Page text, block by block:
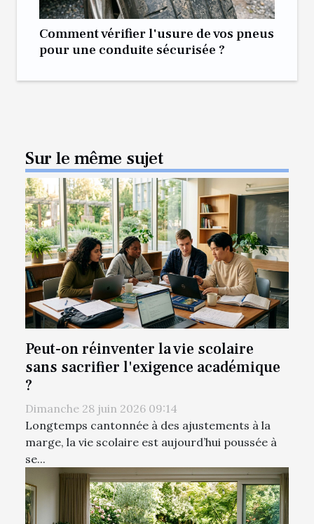
Comment vérifier l'usure de vos pneus
pour une conduite sécurisée ?
Sur le même sujet
Peut-on réinventer la vie scolaire
sans sacrifier l'exigence académique
?
Dimanche 28 juin 2026 09:14
Longtemps cantonnée à des ajustements à la
marge, la vie scolaire est aujourd’hui poussée à
se...